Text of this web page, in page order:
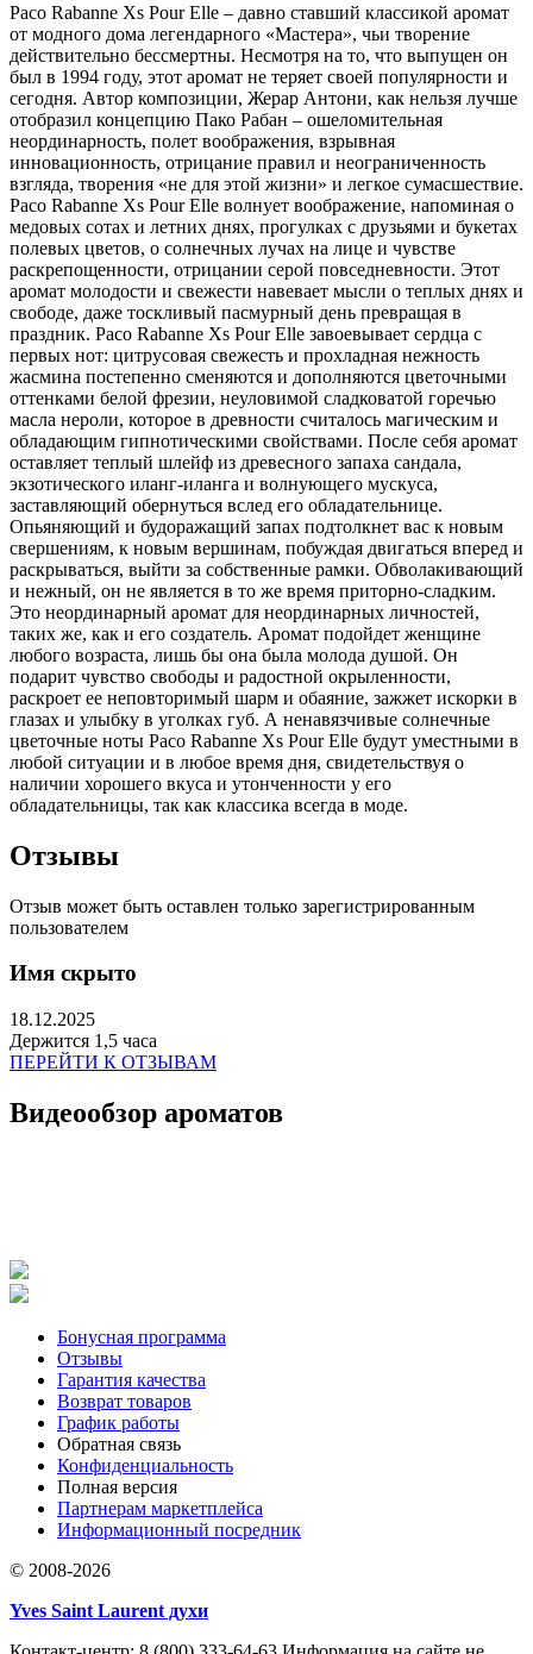
Paco Rabanne Xs Pour Elle – давно ставший классикой аромат
от модного дома легендарного «Мастера», чьи творение
действительно бессмертны. Несмотря на то, что выпущен он
был в 1994 году, этот аромат не теряет своей популярности и
сегодня. Автор композиции, Жерар Антони, как нельзя лучше
отобразил концепцию Пако Рабан – ошеломительная
неординарность, полет воображения, взрывная
инновационность, отрицание правил и неограниченность
взгляда, творения «не для этой жизни» и легкое сумасшествие.
Paco Rabanne Xs Pour Elle волнует воображение, напоминая о
медовых сотах и летних днях, прогулках с друзьями и букетах
полевых цветов, о солнечных лучах на лице и чувстве
раскрепощенности, отрицании серой повседневности. Этот
аромат молодости и свежести навевает мысли о теплых днях и
свободе, даже тоскливый пасмурный день превращая в
праздник. Paco Rabanne Xs Pour Elle завоевывает сердца с
первых нот: цитрусовая свежесть и прохладная нежность
жасмина постепенно сменяются и дополняются цветочными
оттенками белой фрезии, неуловимой сладковатой горечью
масла нероли, которое в древности считалось магическим и
обладающим гипнотическими свойствами. После себя аромат
оставляет теплый шлейф из древесного запаха сандала,
экзотического иланг-иланга и волнующего мускуса,
заставляющий обернуться вслед его обладательнице.
Опьяняющий и будоражащий запах подтолкнет вас к новым
свершениям, к новым вершинам, побуждая двигаться вперед и
раскрываться, выйти за собственные рамки. Обволакивающий
и нежный, он не является в то же время приторно-сладким.
Это неординарный аромат для неординарных личностей,
таких же, как и его создатель. Аромат подойдет женщине
любого возраста, лишь бы она была молода душой. Он
подарит чувство свободы и радостной окрыленности,
раскроет ее неповторимый шарм и обаяние, зажжет искорки в
глазах и улыбку в уголках губ. А ненавязчивые солнечные
цветочные ноты Paco Rabanne Xs Pour Elle будут уместными в
любой ситуации и в любое время дня, свидетельствуя о
наличии хорошего вкуса и утонченности у его
обладательницы, так как классика всегда в моде.
Отзывы
Отзыв может быть оставлен только зарегистрированным
пользователем
Имя скрыто
18.12.2025
Держится 1,5 часа
ПЕРЕЙТИ К ОТЗЫВАМ
Видеообзор ароматов
Бонусная программа
Отзывы
Гарантия качества
Возврат товаров
График работы
Обратная связь
Конфиденциальность
Полная версия
Партнерам маркетплейса
Информационный посредник
© 2008-2026
Yves Saint Laurent духи